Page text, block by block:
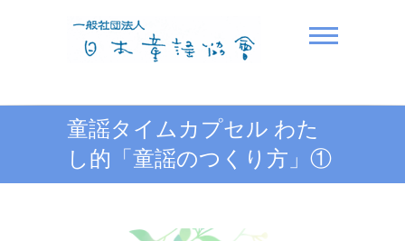
一般社団法人日本童謡協
会
童謡タイムカプセル わた
し的「童謡のつくり方」①